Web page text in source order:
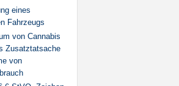
eines
Fahrzeugs
von Cannabis
Zusatztatsache
von